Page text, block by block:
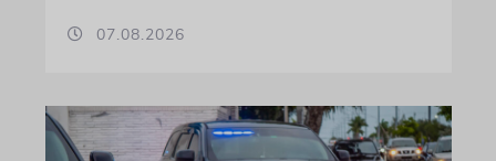
07.08.2026